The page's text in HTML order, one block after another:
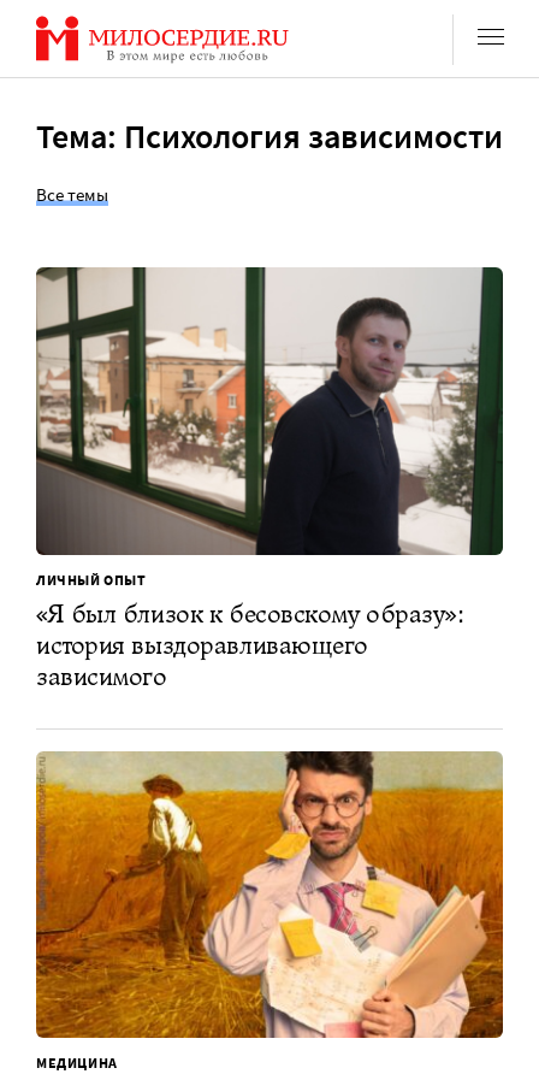
Перейти
содержанию
Тема: Психология зависимости
Все темы
ЛИЧНЫЙ ОПЫТ
«Я был близок к бесовскому образу»:
история выздоравливающего
зависимого
МЕДИЦИНА